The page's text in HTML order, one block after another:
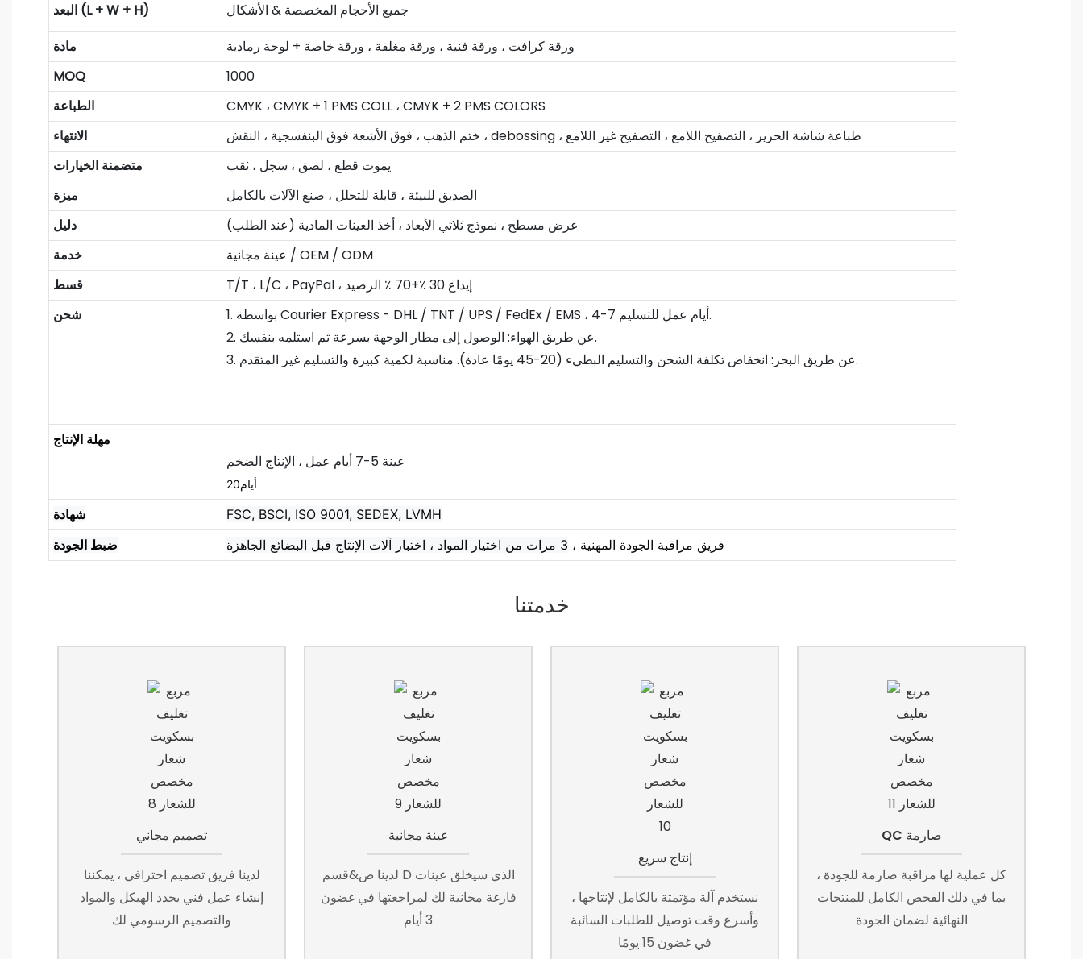
البعد (L + W + H)
جميع الأحجام المخصصة & الأشكال
مادة
ورقة كرافت ، ورقة فنية ، ورقة مغلفة ، ورقة خاصة + لوحة رمادية
MOQ
1000
الطباعة
CMYK ، CMYK + 1 PMS COLL ، CMYK + 2 PMS COLORS
الانتهاء
ختم الذهب ، فوق الأشعة فوق البنفسجية ، النقش ، debossing ، طباعة شاشة الحرير ، التصفيح اللامع ، التصفيح غير اللامع
متضمنة الخيارات
يموت قطع ، لصق ، سجل ، ثقب
ميزة
الصديق للبيئة ، قابلة للتحلل ، صنع الآلات بالكامل
دليل
عرض مسطح ، نموذج ثلاثي الأبعاد ، أخذ العينات المادية (عند الطلب)
خدمة
عينة مجانية / OEM / ODM
قسط
T/T ، L/C ، PayPal ، إيداع 30 ٪+70 ٪ الرصيد
شحن
1. بواسطة Courier Express - DHL / TNT / UPS / FedEx / EMS ، 4-7 أيام عمل للتسليم.
2. عن طريق الهواء: الوصول إلى مطار الوجهة بسرعة ثم استلمه بنفسك.
3. عن طريق البحر: انخفاض تكلفة الشحن والتسليم البطيء (20-45 يومًا عادة). مناسبة لكمية كبيرة والتسليم غير المتقدم.
مهلة الإنتاج
أيام20
شهادة
FSC, BSCI, ISO 9001, SEDEX, LVMH
ضبط الجودة
فريق مراقبة الجودة المهنية ، 3 مرات من اختيار المواد ، اختبار آلات الإنتاج قبل البضائع الجاهزة
خدمتنا
تصميم مجاني
لدينا فريق تصميم احترافي ، يمكننا
إنشاء عمل فني يحدد الهيكل والمواد
والتصميم الرسومي لك
عينة مجانية
لدينا ص&قسم D الذي سيخلق عينات
فارغة مجانية لك لمراجعتها في غضون
3 أيام
إنتاج سريع
نستخدم آلة مؤتمتة بالكامل لإنتاجها ،
وأسرع وقت توصيل للطلبات السائبة
في غضون 15 يومًا
QC صارمة
كل عملية لها مراقبة صارمة للجودة ،
بما في ذلك الفحص الكامل للمنتجات
النهائية لضمان الجودة